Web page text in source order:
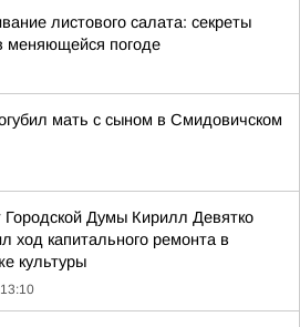
листового салата: секреты
меняющейся погоде
мать с сыном в Смидовичском
Городской Думы Кирилл Девятко
ход капитального ремонта в
культуры
13:10